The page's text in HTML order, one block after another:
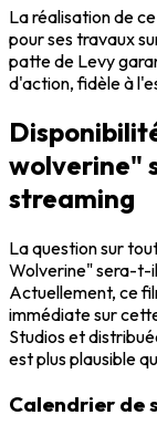
La réalisation de
pour ses travaux
patte de Levy
d'action, fidèle à
wolverine"
streaming
La question sur
Wolverine" sera-t-
Actuellement, ce
immédiate sur
Studios et
est plus plausible
Calendrier de